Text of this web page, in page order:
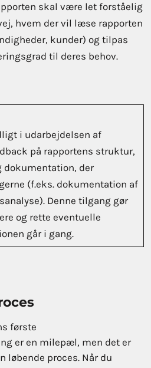
skal være let forståelig
hvem der vil læse rapporten
kunder) og tilpas
til deres behov.
i udarbejdelsen af
på rapportens struktur,
dokumentation, der
(f.eks. dokumentation af
Denne tilgang gør
og rette eventuelle
går i gang.
første
er en milepæl, men det er
løbende proces. Når du